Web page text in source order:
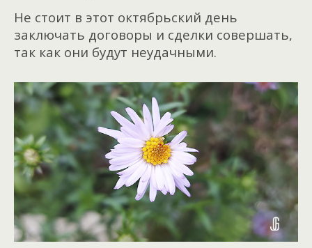
Не стоит в этот октябрьский день
заключать договоры и сделки совершать,
так как они будут неудачными.